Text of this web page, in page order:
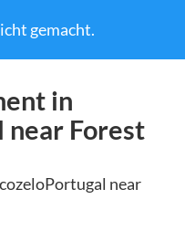
gemacht.
in
Forest